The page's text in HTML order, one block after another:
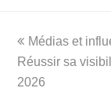
previous
post:
Médias et
Réussir sa
2026